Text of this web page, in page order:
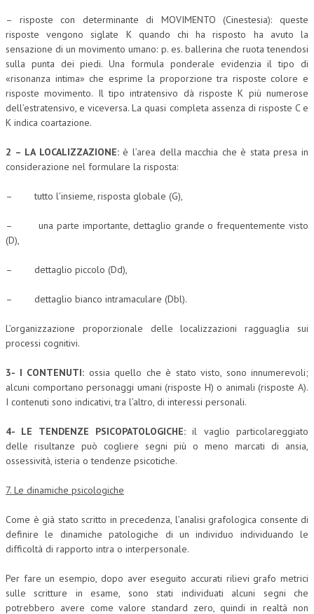
– risposte con determinante di MOVIMENTO (Cinestesia): queste
risposte vengono siglate K quando chi ha risposto ha avuto la
sensazione di un movimento umano: p. es. ballerina che ruota tenendosi
sulla punta dei piedi. Una formula ponderale evidenzia il tipo di
«risonanza intima» che esprime la proporzione tra risposte colore e
risposte movimento. Il tipo intratensivo dà risposte K più numerose
dell’estratensivo, e viceversa. La quasi completa assenza di risposte C e
K indica coartazione.
2 – LA LOCALIZZAZIONE:è l’area della macchia che è stata presa in
considerazione nel formulare la risposta:
– tutto l’insieme, risposta globale (G),
– una parte importante, dettaglio grande o frequentemente visto
(D),
– dettaglio piccolo (Dd),
– dettaglio bianco intramaculare (Dbl).
L’organizzazione proporzionale delle localizzazioni ragguaglia sui
processi cognitivi.
3- I CONTENUTI: ossia quello che è stato visto, sono innumerevoli;
alcuni comportano personaggi umani (risposte H) o animali (risposte A).
I contenuti sono indicativi, tra l’altro, di interessi personali.
4- LE TENDENZE PSICOPATOLOGICHE: il vaglio particolareggiato
delle risultanze può cogliere segni più o meno marcati di ansia,
ossessività, isteria o tendenze psicotiche.
7. Le dinamiche psicologiche
Come è già stato scritto in precedenza, l’analisi grafologica consente di
definire le dinamiche patologiche di un individuo individuando le
difficoltà di rapporto intra o interpersonale.
Per fare un esempio, dopo aver eseguito accurati rilievi grafo metrici
sulle scritture in esame, sono stati individuati alcuni segni che
potrebbero avere come valore standard zero, quindi in realtà non